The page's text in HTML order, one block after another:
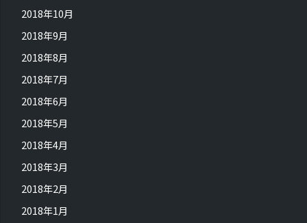
2018年10月
2018年9月
2018年8月
2018年7月
2018年6月
2018年5月
2018年4月
2018年3月
2018年2月
2018年1月